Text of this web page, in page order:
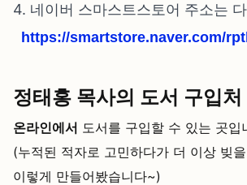
4. 네이버 스마스트스토어 주소는
https://smartstore.naver.com/
정태홍 목사의 도서 구입처
온라인에서 도서를 구입할 수 있는 곳입
(누적된 적자로 고민하다가 더 이상 빚
이렇게 만들어봤습니다~)